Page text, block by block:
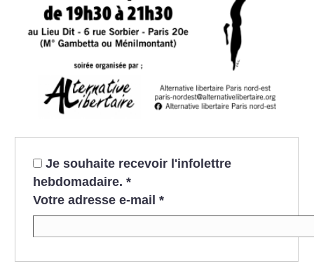
Je souhaite recevoir l'infolettre
hebdomadaire. *
Votre adresse e-mail *